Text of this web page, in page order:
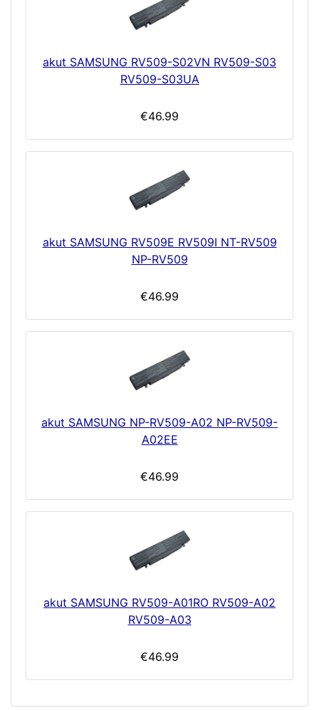
akut SAMSUNG RV509-S02VN RV509-S03
RV509-S03UA
€46.99
akut SAMSUNG RV509E RV509I NT-RV509
NP-RV509
€46.99
akut SAMSUNG NP-RV509-A02 NP-RV509-
A02EE
€46.99
akut SAMSUNG RV509-A01RO RV509-A02
RV509-A03
€46.99